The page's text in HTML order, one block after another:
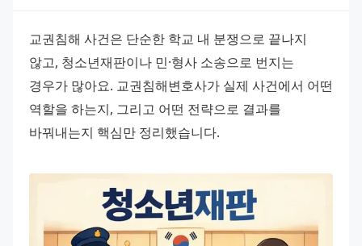
교권침해 사건은 단순한 학교 내 분쟁으로 끝나지
않고, 청소년재판이나 민·형사 소송으로 번지는
경우가 많아요. 교권침해변호사가 실제 사건에서 어떤
역할을 하는지, 그리고 어떤 전략으로 결과를
바꿔내는지 핵심만 정리했습니다.